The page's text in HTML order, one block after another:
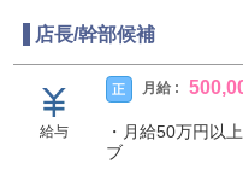
店長/幹部候補
給与
正 月給 :
・月給50万円以
ブ